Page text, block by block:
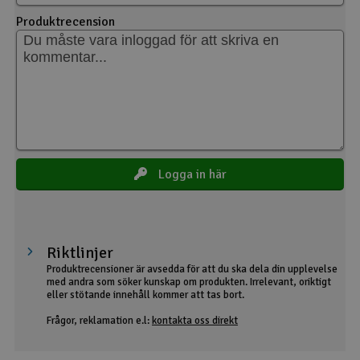
Produktrecension
Logga in här
Riktlinjer
Produktrecensioner är avsedda för att du ska dela din upplevelse
med andra som söker kunskap om produkten. Irrelevant, oriktigt
eller stötande innehåll kommer att tas bort.
Frågor, reklamation e.l:kontakta oss direkt